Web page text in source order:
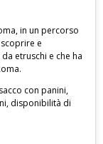
in un percorso
e
etruschi e che ha
con panini,
disponibilità di